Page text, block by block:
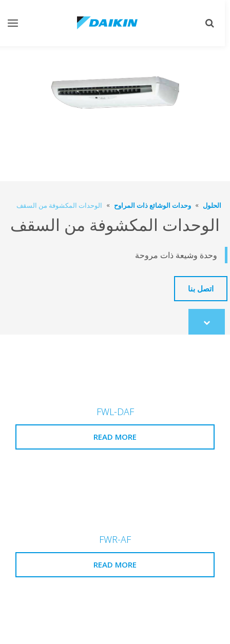
Toggle
الحلول وحدات الوشائع ذات المراوح الوحدات المكشوفة من السقف
الوحدات المكشوفة من السقف
وحدة وشيعة ذات مروحة
اتصل بنا
Scroll
to
FWL-DAF
READ MORE
FWR-AF
READ MORE